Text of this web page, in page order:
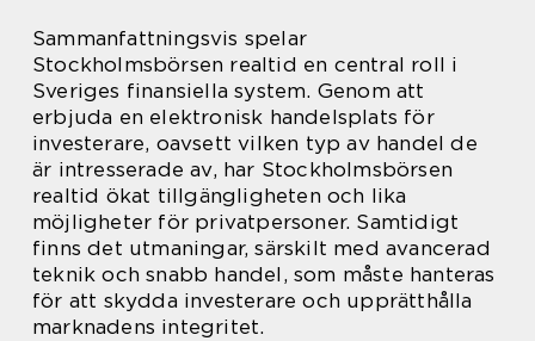
Sammanfattningsvis spelar
Stockholmsbörsen realtid en central roll i
Sveriges finansiella system. Genom att
erbjuda en elektronisk handelsplats för
investerare, oavsett vilken typ av handel de
är intresserade av, har Stockholmsbörsen
realtid ökat tillgängligheten och lika
möjligheter för privatpersoner. Samtidigt
finns det utmaningar, särskilt med avancerad
teknik och snabb handel, som måste hanteras
för att skydda investerare och upprätthålla
marknadens integritet.